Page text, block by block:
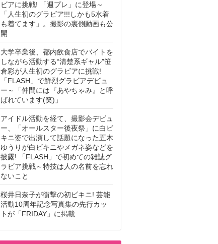
ビアに挑戦! 「週プレ」に登場～
「人生初のグラビア!!!しかも5水着
も着てます」。撮影の裏側動画も公
開
大学卒業後、都内飲食店でバイトを
しながら活動する“清楚系ギャル”笹
倉彩が人生初のグラビアに挑戦!
「FLASH」で鮮烈グラビアデビュ
ー～「仲間には『あやちゃみ』と呼
ばれています(笑)」
アイドル活動を経て、撮影会デビュ
ー、「オールスター後夜祭」に白ビ
キニ姿で出演して話題になった五木
ゆうりが白ビキニやメガネ姿などを
披露! 「FLASH」で初めての雑誌グ
ラビア挑戦～特技は人の名前を忘れ
ないこと
桜井日奈子が衝撃の初ビキニ! 芸能
活動10周年記念写真集の先行カッ
トが「FRIDAY」に掲載